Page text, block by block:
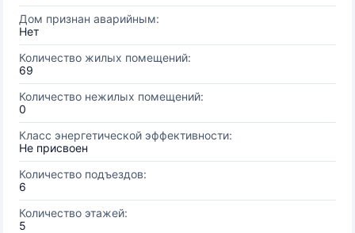
Дом признан аварийным:
Нет
Количество жилых помещений:
69
Количество нежилых помещений:
0
Класс энергетической эффективности:
Не присвоен
Количество подъездов:
6
Количество этажей:
5